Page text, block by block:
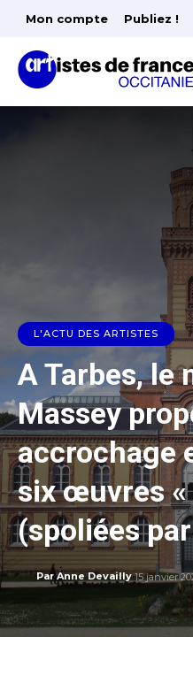
Mon compte Publiez !
L'ACTU DES ARTISTES
A Tarbes, le
Massey
accrochage
six œuvres «
(spoliées
Par Anne Devailly 15 janvier